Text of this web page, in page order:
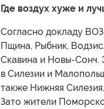
Где воздух хуже и
Согласно докладу
Пщина, Рыбник,
Скавина и Новы-Сонч.
в Силезии и
также Нижняя
Зато жители